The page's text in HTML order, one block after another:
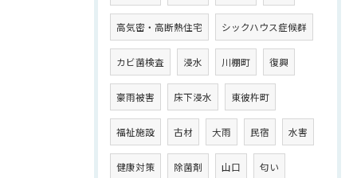
高気密・高断熱住宅 シックハウス症候群
カビ菌検査 浸水 川棚町 復興
豪雨被害 床下浸水 東彼杵町
福祉施設 古材 大雨 民宿 水害
健康対策 除菌剤 山口 匂い